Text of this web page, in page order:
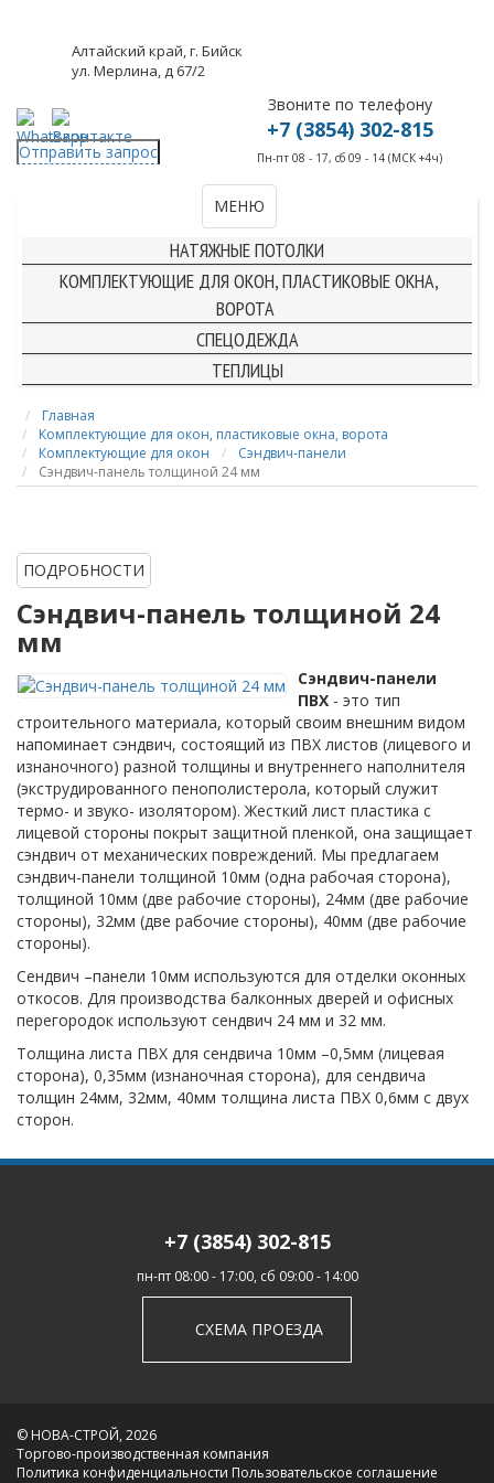
Алтайский край, г. Бийск
ул. Мерлина, д 67/2
Отправить запрос
Звоните по телефону
+7 (3854) 302-815
Пн-пт 08 - 17, сб 09 - 14 (МСК +4ч)
МЕНЮ
КОМПЛЕКТУЮЩИЕ ДЛЯ НАТЯЖНЫХ ПОТОЛКОВ
НАТЯЖНЫЕ ПОТОЛКИ
КОМПЛЕКТУЮЩИЕ ДЛЯ ОКОН, ПЛАСТИКОВЫЕ ОКНА,
ВОРОТА
СПЕЦОДЕЖДА
ТЕПЛИЦЫ
Главная
Комплектующие для окон, пластиковые окна, ворота
Комплектующие для окон
Сэндвич-панели
Сэндвич-панель толщиной 24 мм
ПОДРОБНОСТИ
Сэндвич-панель толщиной 24
мм
Сэндвич-панели
ПВХ - это тип
строительного материала, который своим внешним видом
напоминает сэндвич, состоящий из ПВХ листов (лицевого и
изнаночного) разной толщины и внутреннего наполнителя
(экструдированного пенополистерола, который служит
термо- и звуко- изолятором). Жесткий лист пластика с
лицевой стороны покрыт защитной пленкой, она защищает
сэндвич от механических повреждений. Мы предлагаем
сэндвич-панели толщиной 10мм (одна рабочая сторона),
толщиной 10мм (две рабочие стороны), 24мм (две рабочие
стороны), 32мм (две рабочие стороны), 40мм (две рабочие
стороны).
Сендвич –панели 10мм используются для отделки оконных
откосов. Для производства балконных дверей и офисных
перегородок используют сендвич 24 мм и 32 мм.
Толщина листа ПВХ для сендвича 10мм –0,5мм (лицевая
сторона), 0,35мм (изнаночная сторона), для сендвича
толщин 24мм, 32мм, 40мм толщина листа ПВХ 0,6мм с двух
сторон.
+7 (3854) 302-815
пн-пт 08:00 - 17:00, сб 09:00 - 14:00
СХЕМА ПРОЕЗДА
© НОВА-СТРОЙ, 2026
Торгово-производственная компания
Политика конфиденциальности Пользовательское соглашение